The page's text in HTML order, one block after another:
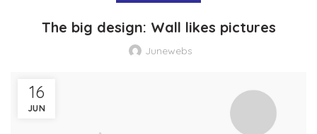
The big design: Wall likes pictures
Junewebs
16
JUN